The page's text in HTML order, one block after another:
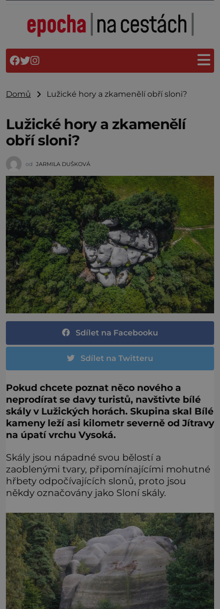
Domů Lužické hory a zkamenělí obří sloni?
Lužické hory a zkamenělí
obří sloni?
od JARMILA DUŠKOVÁ
Sdílet na Facebooku
Sdílet na Twitteru
Pokud chcete poznat něco nového a
neprodírat se davy turistů, navštivte bílé
skály v Lužických horách. Skupina skal Bílé
kameny leží asi kilometr severně od Jítravy
na úpatí vrchu Vysoká.
Skály jsou nápadné svou bělostí a
zaoblenými tvary, připomínajícími mohutné
hřbety odpočívajících slonů, proto jsou
někdy označovány jako Sloní skály.